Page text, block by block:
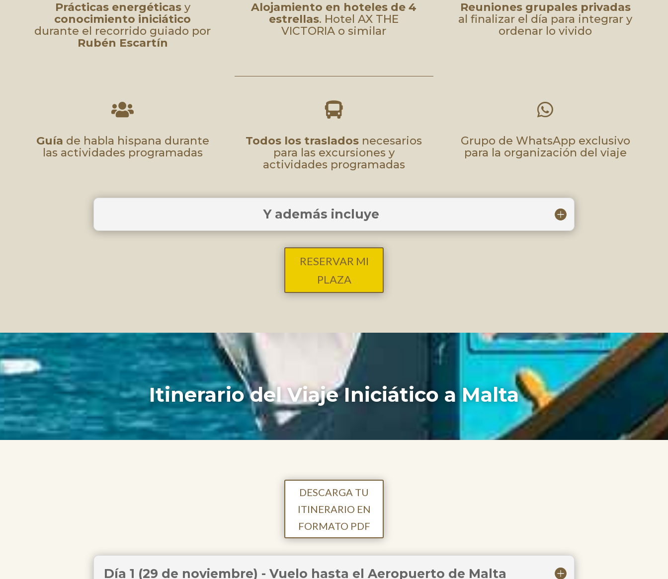
Prácticas energéticasy
conocimiento iniciático
durante el recorrido guiado por
Rubén Escartín
Alojamiento en hoteles de 4
estrellas. Hotel AX THE
VICTORIA o similar
Reuniones grupales privadas
al finalizar el día para integrar y
ordenar lo vivido

Guía de habla hispana durante
las actividades programadas

Todos los traslados necesarios
para las excursiones y
actividades programadas

Grupo de WhatsApp exclusivo
para la organización del viaje
Y además incluye
RESERVAR MI
PLAZA
Itinerario del Viaje Iniciático a Malta
DESCARGA TU
ITINERARIO EN
FORMATO PDF
Día 1 (29 de noviembre) - Vuelo hasta el Aeropuerto de Malta